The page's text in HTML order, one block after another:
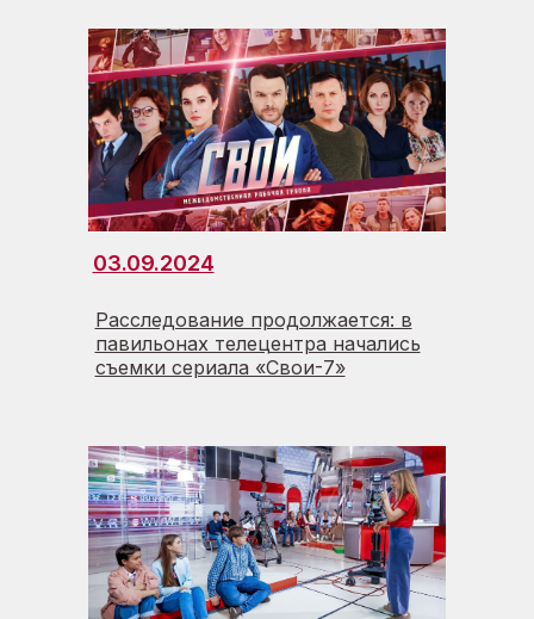
03.09.2024
Расследование продолжается: в
павильонах телецентра начались
съемки сериала «Свои-7»